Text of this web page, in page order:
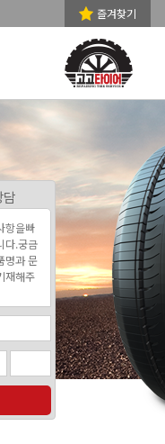
즐겨찾기